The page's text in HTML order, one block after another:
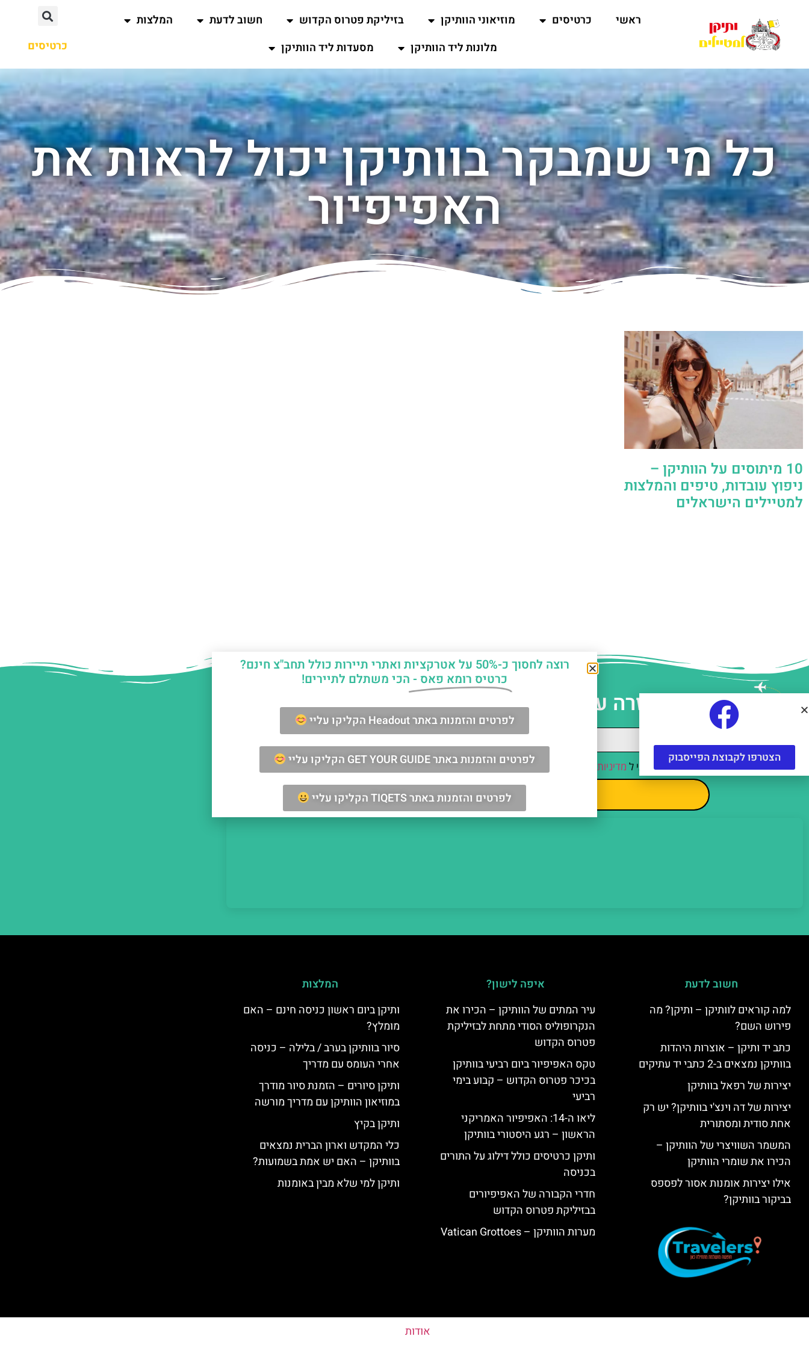
ראשי כרטיסים מוזיאוני הוותיקן בזיליקת פטרוס הקדוש חשוב לדעת
המלצות
מלונות ליד הוותיקן
מסעדות ליד הוותיקן כרטיסים
כל מי שמבקר בוותיקן יכול לראות את
האפיפיור
10 מיתוסים על הוותיקן –
ניפוץ עובדות, טיפים והמלצות
למטיילים הישראלים
עזרה עם תכנון החופשה ברומא?
קראתי והסכמתי ל מדיניות הפרטיות מאשר/ת קבלת דיוור וחומרים פרסומיים
שליחה
חשוב לדעת
למה קוראים לוותיקן – ותיקן? מה
פירוש השם?
כתב יד ותיקן – אוצרות היהדות
בוותיקן נמצאים ב-2 כתבי יד עתיקים
יצירות של רפאל בוותיקן
יצירות של דה וינצ'י בוותיקן? יש רק
אחת סודית ומסתורית
המשמר השוויצרי של הוותיקן –
הכירו את שומרי הוותיקן
אילו יצירות אומנות אסור לפספס
בביקור בוותיקן?
איפה לישון?
עיר המתים של הוותיקן – הכירו את
הנקרופוליס הסודי מתחת לבזיליקת
פטרוס הקדוש
טקס האפיפיור ביום רביעי בוותיקן
בכיכר פטרוס הקדוש – קבוע בימי
רביעי
ליאו ה-14: האפיפיור האמריקני
הראשון – רגע היסטורי בוותיקן
ותיקן כרטיסים כולל דילוג על התורים
בכניסה
חדרי הקבורה של האפיפיורים
בבזיליקת פטרוס הקדוש
מערות הוותיקן – Vatican Grottoes
המלצות
ותיקן ביום ראשון כניסה חינם – האם
מומלץ?
סיור בוותיקן בערב / בלילה – כניסה
אחרי העומס עם מדריך
ותיקן סיורים – הזמנת סיור מודרך
במוזיאון הוותיקן עם מדריך מורשה
ותיקן בקיץ
כלי המקדש וארון הברית נמצאים
בוותיקן – האם יש אמת בשמועות?
ותיקן למי שלא מבין באומנות
אודות
הצטרפו לקבוצת הפייסבוק
רוצה לחסוך כ-50% על אטרקציות ואתרי תיירות כולל תחב"צ חינם?
כרטיס רומא פאס - הכי משתלם לתיירים!
לפרטים והזמנות באתר Headout הקליקו עליי
לפרטים והזמנות באתר GET YOUR GUIDE הקליקו עליי
לפרטים והזמנות באתר TIQETS הקליקו עליי